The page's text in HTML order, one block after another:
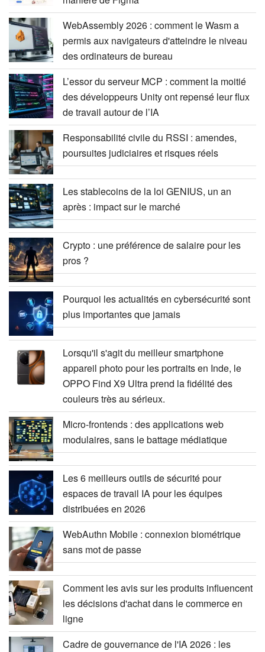
WebAssembly 2026 : comment le Wasm a
permis aux navigateurs d'atteindre le niveau
des ordinateurs de bureau
L’essor du serveur MCP : comment la moitié
des développeurs Unity ont repensé leur flux
de travail autour de l’IA
Responsabilité civile du RSSI : amendes,
poursuites judiciaires et risques réels
Les stablecoins de la loi GENIUS, un an
après : impact sur le marché
Crypto : une préférence de salaire pour les
pros ?
Pourquoi les actualités en cybersécurité sont
plus importantes que jamais
Lorsqu'il s'agit du meilleur smartphone
appareil photo pour les portraits en Inde, le
OPPO Find X9 Ultra prend la fidélité des
couleurs très au sérieux.
Micro-frontends : des applications web
modulaires, sans le battage médiatique
Les 6 meilleurs outils de sécurité pour
espaces de travail IA pour les équipes
distribuées en 2026
WebAuthn Mobile : connexion biométrique
sans mot de passe
Comment les avis sur les produits influencent
les décisions d'achat dans le commerce en
ligne
Cadre de gouvernance de l'IA 2026 : les